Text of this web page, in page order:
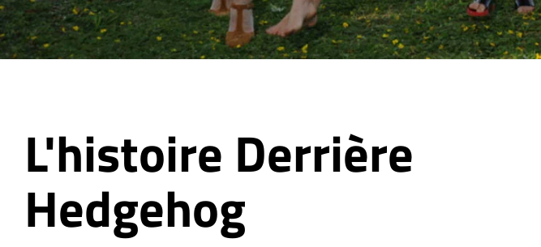
L'histoire Derrière
Hedgehog